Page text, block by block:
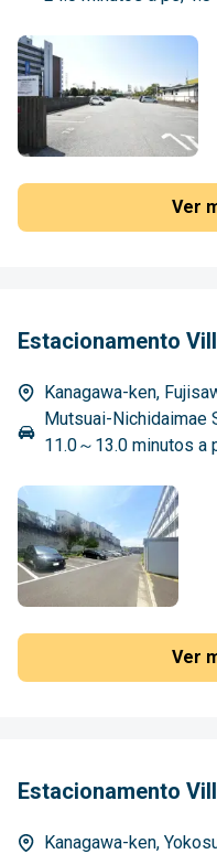
Ver
Estacionamento
Kanagawa-ken,
Mutsuai-Nichidaimae
11.0～13.0 minutos a
Ver
Estacionamento
Kanagawa-ken,